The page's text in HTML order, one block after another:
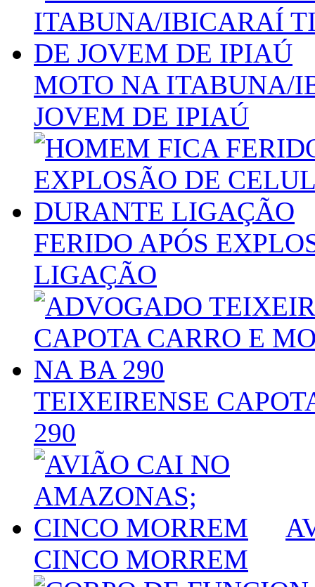
MOTO NA ITABUNA/
JOVEM DE IPIAÚ
FERIDO APÓS
LIGAÇÃO
TEIXEIRENSE
290
CINCO MORREM